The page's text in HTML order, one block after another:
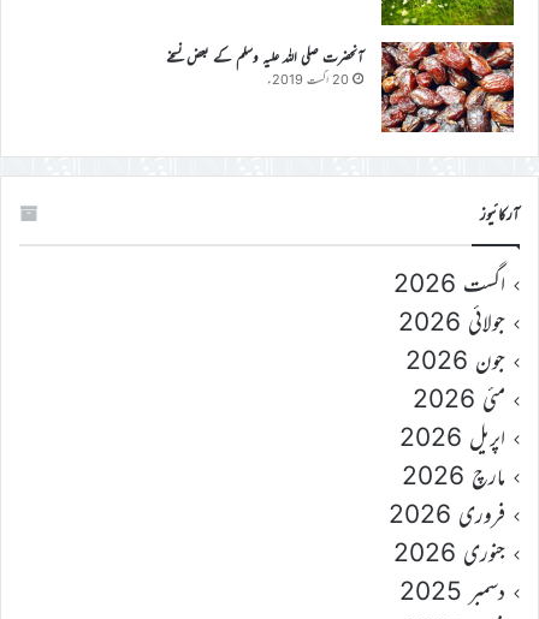
آنحضرت صلی اللہ علیہ وسلم کے بعض نسخے
20 اگست 2019ء
آرکائیوز
اگست 2026
جولائی 2026
جون 2026
مئی 2026
اپریل 2026
مارچ 2026
فروری 2026
جنوری 2026
دسمبر 2025